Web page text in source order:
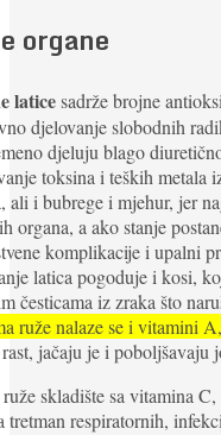
organe
laticesadrže brojne
djelovanje slobodnih
djeluju blago
toksina i teških metala
ali i bubrege i mjehur, jer
organa, a ako stanje
komplikacije i upalni
latica pogoduje i kosi,
česticama iz zraka što
ruže nalaze se i vitamini
jačaju je i poboljšavaju
skladište sa vitamina
tretman respiratornih,